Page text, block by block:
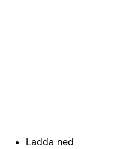
Ladda ned